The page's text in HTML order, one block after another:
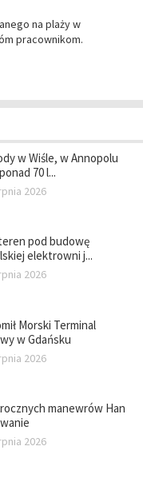
na plaży w
pracownikom.
w Wiśle, w Annopolu
70 l...
2026
pod budowę
elektrowni j...
2026
Morski Terminal
w Gdańsku
2026
manewrów Han
2026